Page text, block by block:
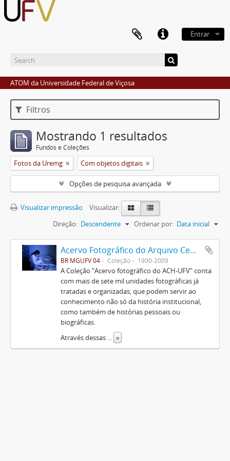
Entrar
ATOM da Universidade Federal de Viçosa
Filtros
Mostrando 1 resultados
Fundos e Coleções
Fotos da Uremg Com objetos digitais
Opções de pesquisa avançada
Visualizar impressão
Visualizar:
Ordenar por: Data inicial
Direção: Descendente
Acervo Fotográfico do Arquivo Central Histórico da UFV
BR MGUFV 04 Coleção 1900-2009
A Coleção “Acervo fotográfico do ACH-UFV” conta
com mais de sete mil unidades fotográficas já
tratadas e organizadas, que podem servir ao
conhecimento não só da história institucional,
como também de histórias pessoais ou
biográficas.
Através dessas
»